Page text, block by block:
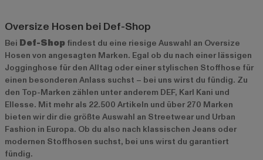
Oversize Hosen bei Def-Shop
Bei Def-Shop findest du eine riesige Auswahl an Oversize
Hosen von angesagten Marken. Egal ob du nach einer lässigen
Jogginghose für den Alltag oder einer stylischen Stoffhose für
einen besonderen Anlass suchst – bei uns wirst du fündig. Zu
den Top-Marken zählen unter anderem DEF, Karl Kani und
Ellesse. Mit mehr als 22.500 Artikeln und über 270 Marken
bieten wir dir die größte Auswahl an Streetwear und Urban
Fashion in Europa. Ob du also nach klassischen Jeans oder
modernen Stoffhosen suchst, bei uns wirst du garantiert
fündig.